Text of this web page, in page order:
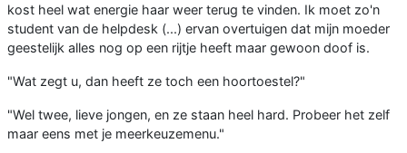
kost heel wat energie haar weer terug te vinden. Ik moet zo'n
student van de helpdesk (...) ervan overtuigen dat mijn moeder
geestelijk alles nog op een rijtje heeft maar gewoon doof is.
"Wat zegt u, dan heeft ze toch een hoortoestel?"
"Wel twee, lieve jongen, en ze staan heel hard. Probeer het zelf
maar eens met je meerkeuzemenu."